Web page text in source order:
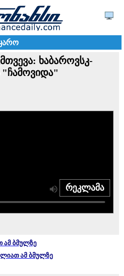
ხაბაროვსკ-
"ჩამოვიდა"
რეკლამა
ამ ბმულზე
ამ ბმულზე